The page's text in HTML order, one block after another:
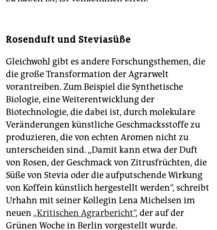
Rosenduft und Steviasüße
Gleichwohl gibt es andere Forschungsthemen, die
die große Transformation der Agrarwelt
vorantreiben. Zum Beispiel die Synthetische
Biologie, eine Weiterentwicklung der
Biotechnologie, die dabei ist, durch molekulare
Veränderungen künstliche Geschmacksstoffe zu
produzieren, die von echten Aromen nicht zu
unterscheiden sind. „Damit kann etwa der Duft
von Rosen, der Geschmack von Zitrusfrüchten, die
Süße von Stevia oder die aufputschende Wirkung
von Koffein künstlich hergestellt werden“, schreibt
Urhahn mit seiner Kollegin Lena Michelsen im
neuen „Kritischen Agrarbericht“, der auf der
Grünen Woche in Berlin vorgestellt wurde.